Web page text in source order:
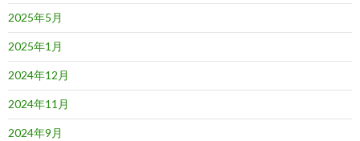
2025年5月
2025年1月
2024年12月
2024年11月
2024年9月